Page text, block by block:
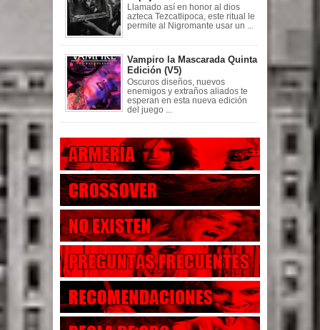
Llamado así en honor al dios
azteca Tezcatlipoca, este ritual le
permite al Nigromante usar un ...
Vampiro la Mascarada Quinta
Edición (V5)
Oscuros diseños, nuevos
enemigos y extraños aliados te
esperan en esta nueva edición
del juego ...